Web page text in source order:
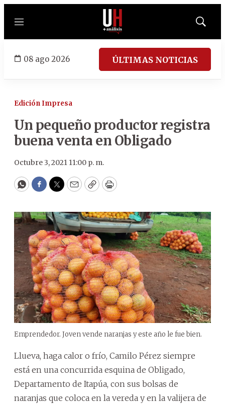
Menú
Mostrar
08 ago 2026 ÚLTIMAS NOTICIAS
Edición Impresa
Un pequeño productor registra
buena venta en Obligado
Octubre 3, 2021 11:00 p. m.
WhatsApp
Facebook
Twitter
EmailCopyPrint
Emprendedor. Joven vende naranjas y este año le fue bien.
Llueva, haga calor o frío, Camilo Pérez siempre
está en una concurrida esquina de Obligado,
Departamento de Itapúa, con sus bolsas de
naranjas que coloca en la vereda y en la valijera de